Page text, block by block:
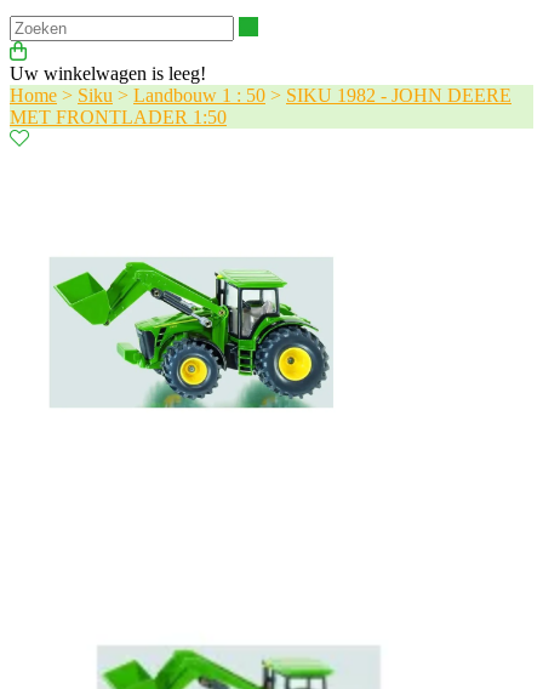
Uw winkelwagen is leeg!
Home > Siku > Landbouw 1 : 50 > SIKU 1982 - JOHN DEERE
MET FRONTLADER 1:50